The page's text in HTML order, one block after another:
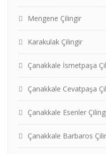
Mengene Çilingir
Karakulak Çilingir
Çanakkale İsmetpaşa
Çanakkale Cevatpaşa
Çanakkale Esenler
Çanakkale Barbaros